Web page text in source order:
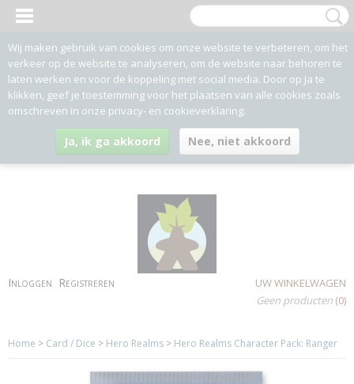
Inloggen Registreren
UW WINKELWAGEN
Geen producten (0)
Home > Card / Dice > Hero Realms > Hero Realms Character Pack: Ranger
Wij maken gebruik van cookies om onze website te verbeteren, om het
verkeer op de website te analyseren, om de website naar behoren te
laten werken en voor de koppeling met social media. Door op Ja te
klikken, geef je toestemming voor het plaatsen van alle cookies zoals
omschreven in onze privacy- en cookieverklaring.
Ja, ik ga akkoord Nee, niet akkoord